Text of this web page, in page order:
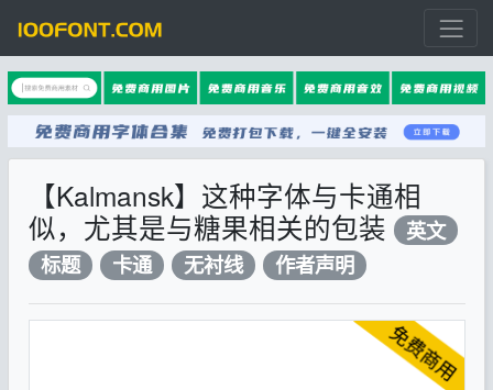
【Kalmansk】这种字体与卡通相
似，尤其是与糖果相关的包装
英文
标题
卡通 无衬线 作者声明